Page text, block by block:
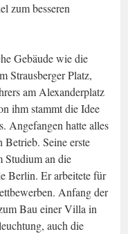
zum besseren
Gebäude wie die
Strausberger Platz,
am Alexanderplatz
ihm stammt die Idee
Angefangen hatte alles
Seine erste
Studium an die
Berlin. Er arbeitete für
Anfang der
Bau einer Villa in
auch die